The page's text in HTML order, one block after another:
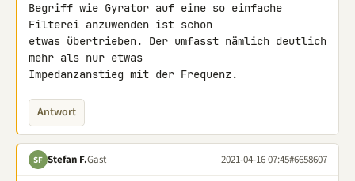
Begriff wie Gyrator auf eine so einfache
Filterei anzuwenden ist schon
etwas übertrieben. Der umfasst nämlich deutlich
mehr als nur etwas
Impedanzanstieg mit der Frequenz.
Antwort
SF Stefan F.Gast 2021-04-16 07:45#6658607